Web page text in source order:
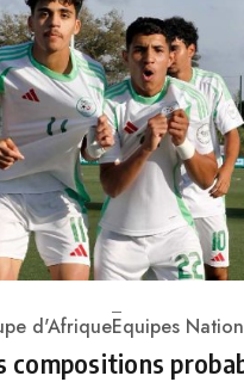
d'AfriqueEquipes
compositions